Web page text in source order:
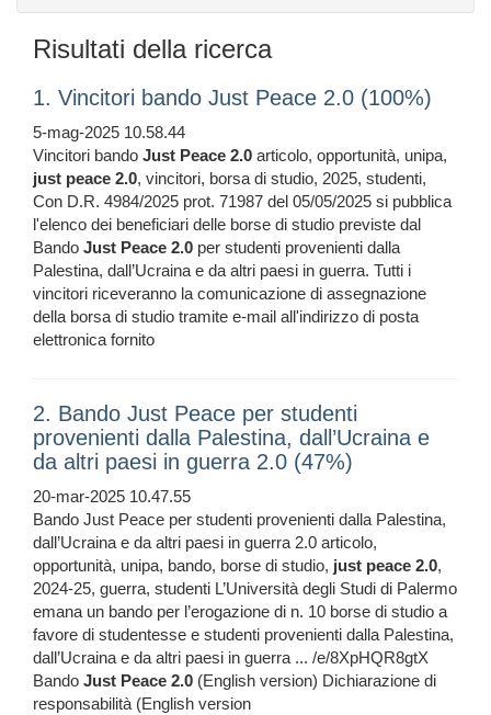
Risultati della ricerca
1. Vincitori bando Just Peace 2.0 (100%)
5-mag-2025 10.58.44
Vincitori bando Just Peace 2.0 articolo, opportunità, unipa,
just peace 2.0, vincitori, borsa di studio, 2025, studenti,
Con D.R. 4984/2025 prot. 71987 del 05/05/2025 si pubblica
l'elenco dei beneficiari delle borse di studio previste dal
Bando Just Peace 2.0 per studenti provenienti dalla
Palestina, dall’Ucraina e da altri paesi in guerra. Tutti i
vincitori riceveranno la comunicazione di assegnazione
della borsa di studio tramite e-mail all'indirizzo di posta
elettronica fornito
2. Bando Just Peace per studenti
provenienti dalla Palestina, dall’Ucraina e
da altri paesi in guerra 2.0 (47%)
20-mar-2025 10.47.55
Bando Just Peace per studenti provenienti dalla Palestina,
dall’Ucraina e da altri paesi in guerra 2.0 articolo,
opportunità, unipa, bando, borse di studio, just peace 2.0,
2024-25, guerra, studenti L’Università degli Studi di Palermo
emana un bando per l’erogazione di n. 10 borse di studio a
favore di studentesse e studenti provenienti dalla Palestina,
dall’Ucraina e da altri paesi in guerra ... /e/8XpHQR8gtX
Bando Just Peace 2.0 (English version) Dichiarazione di
responsabilità (English version